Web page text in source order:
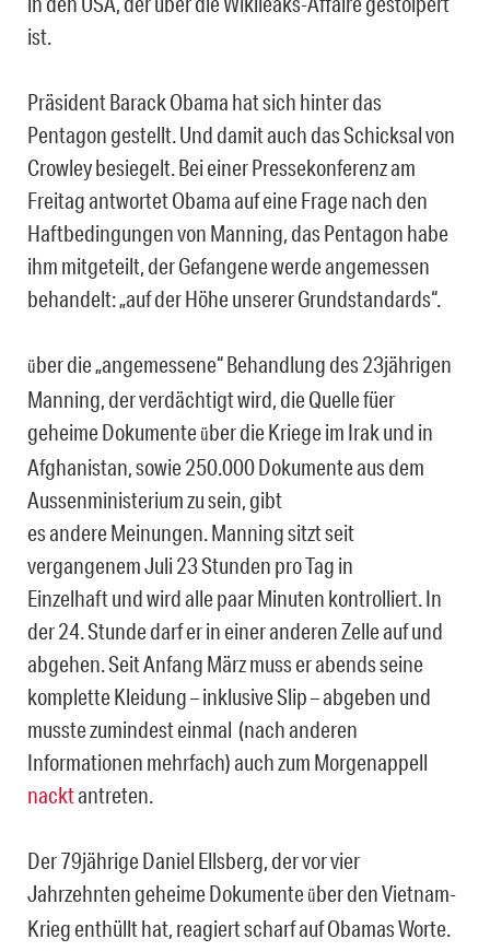
ist.
Präsident Barack Obama hat sich hinter das
Pentagon gestellt. Und damit auch das Schicksal von
Crowley besiegelt. Bei einer Pressekonferenz am
Freitag antwortet Obama auf eine Frage nach den
Haftbedingungen von Manning, das Pentagon habe
ihm mitgeteilt, der Gefangene werde angemessen
behandelt: „auf der Höhe unserer Grundstandards“.
über die „angemessene“ Behandlung des 23jährigen
Manning, der verdächtigt wird, die Quelle füer
geheime Dokumenteüber die Kriege im Irak und in
Afghanistan, sowie 250.000 Dokumente aus dem
Aussenministerium zu sein, gibt
es andere Meinungen. Manning sitzt seit
vergangenem Juli 23 Stunden pro Tag in
Einzelhaft und wird alle paar Minuten kontrolliert. In
der 24. Stunde darf er in einer anderen Zelle auf und
abgehen. Seit Anfang März muss er abends seine
komplette Kleidung – inklusive Slip – abgeben und
musste zumindest einmal (nach anderen
Informationen mehrfach) auch zum Morgenappell
nacktantreten.
Der 79jährige Daniel Ellsberg, der vor vier
Jahrzehnten geheime Dokumenteüber den Vietnam-
Krieg enthüllt hat, reagiert scharf auf Obamas Worte.